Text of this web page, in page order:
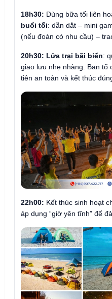
18h30: Dùng bữa tối liên
buổi tối: dẫn dắt – mini
(nếu đoàn có nhu cầu) –
20h30: Lửa trại bãi biển:
giao lưu nhẹ nhàng. Ban tổ
tiên an toàn và kết thúc
22h00: Kết thúc sinh hoạt
áp dụng “giờ yên tĩnh” để